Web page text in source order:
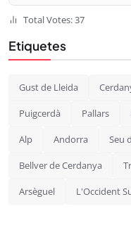
Total Votes: 37
Etiquetes
Gust de Lleida
Puigcerdà Pallars
Alp Andorra Seu
Bellver de Cerdanya
Arsèguel L'Occident